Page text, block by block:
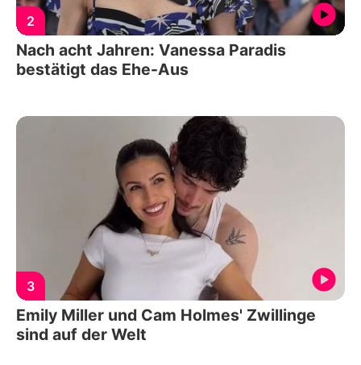
2
Nach acht Jahren: Vanessa Paradis
bestätigt das Ehe-Aus
3
Emily Miller und Cam Holmes' Zwillinge
sind auf der Welt